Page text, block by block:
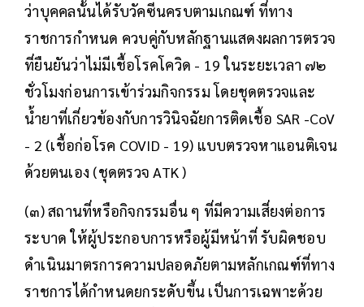
ว่าบุคคลนั้นได้รับวัคซีนครบตามเกณฑ์ ที่ทาง
ราชการกำหนด ควบคู่กับหลักฐานแสดงผลการตรวจ
ที่ยืนยันว่าไม่มีเชื้อโรคโควิด - 19 ในระยะเวลา ๗๒
ชั่วโมงก่อนการเข้าร่วมกิจกรรม โดยชุดตรวจและ
น้ำยาที่เกี่ยวข้องกับการวินิจฉัยการติดเชื้อ SAR -CoV
- 2 (เชื้อก่อโรค COVID - 19) แบบตรวจหาแอนติเจน
ด้วยตนเอง (ชุดตรวจ ATK )
(๓) สถานที่หรือกิจกรรมอื่น ๆ ที่มีความเสี่ยงต่อการ
ระบาด ให้ผู้ประกอบการหรือผู้มีหน้าที่ รับผิดชอบ
ดำเนินมาตรการความปลอดภัยตามหลักเกณฑ์ที่ทาง
ราชการได้กำหนดยกระดับขึ้น เป็นการเฉพาะด้วย